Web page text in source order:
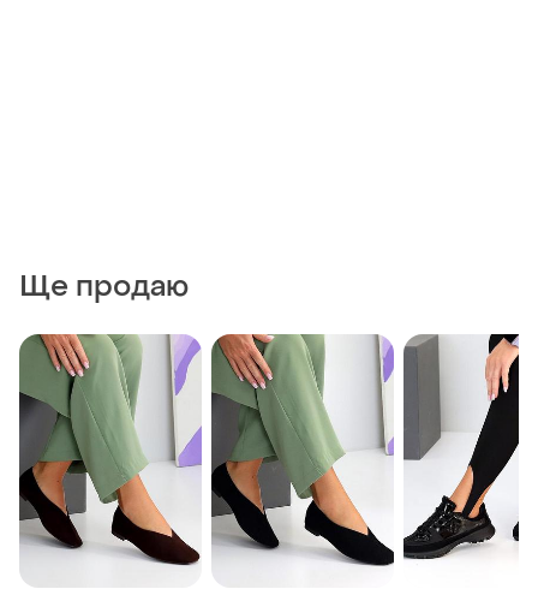
Ще продаю